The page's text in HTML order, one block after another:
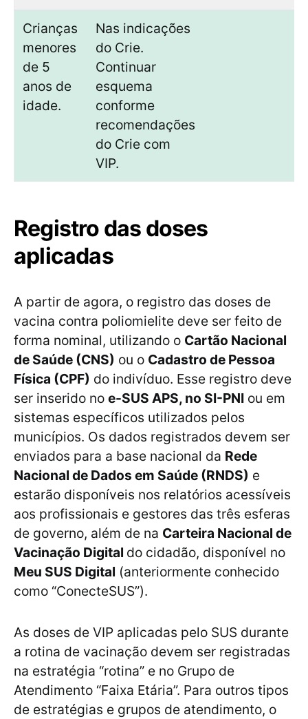
Crianças
menores
de 5
anos de
idade.
Nas indicações
do Crie.
Continuar
esquema
conforme
recomendações
do Crie com
VIP.
Registro das doses
aplicadas
A partir de agora, o registro das doses de
vacina contra poliomielite deve ser feito de
forma nominal, utilizando o Cartão Nacional
de Saúde (CNS) ou o Cadastro de Pessoa
Física (CPF) do indivíduo. Esse registro deve
ser inserido no e-SUS APS, no SI-PNI ou em
sistemas específicos utilizados pelos
municípios. Os dados registrados devem ser
enviados para a base nacional da Rede
Nacional de Dados em Saúde (RNDS) e
estarão disponíveis nos relatórios acessíveis
aos profissionais e gestores das três esferas
de governo, além de na Carteira Nacional de
Vacinação Digital do cidadão, disponível no
Meu SUS Digital (anteriormente conhecido
como “ConecteSUS”).
As doses de VIP aplicadas pelo SUS durante
a rotina de vacinação devem ser registradas
na estratégia “rotina” e no Grupo de
Atendimento “Faixa Etária”. Para outros tipos
de estratégias e grupos de atendimento, o